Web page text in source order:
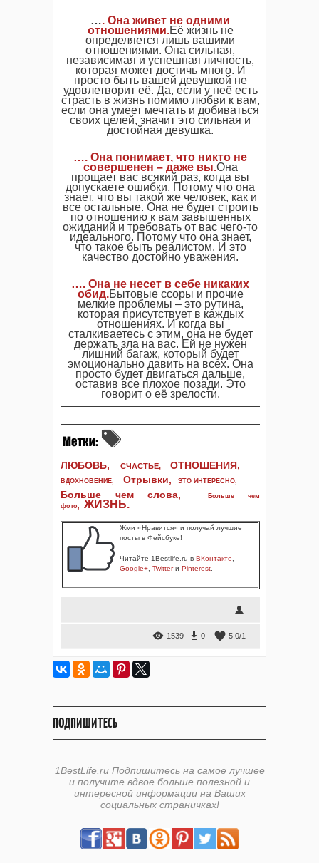
…. Она живет не одними
отношениями.Её жизнь не
определяется лишь вашими
отношениями. Она сильная,
независимая и успешная личность,
которая может достичь много. И
просто быть вашей девушкой не
удовлетворит её. Да, если у неё есть
страсть в жизнь помимо любви к вам,
если она умеет мечтать и добиваться
своих целей, значит это сильная и
достойная девушка.
…. Она понимает, что никто не
совершенен – даже вы.Она
прощает вас всякий раз, когда вы
допускаете ошибки. Потому что она
знает, что вы такой же человек, как и
все остальные. Она не будет строить
по отношению к вам завышенных
ожиданий и требовать от вас чего-то
идеального. Потому что она знает,
что такое быть реалистом. И это
качество достойно уважения.
…. Она не несет в себе никаких
обид.Бытовые ссоры и прочие
мелкие проблемы – это рутина,
которая присутствует в каждых
отношениях. И когда вы
сталкиваетесь с этим, она не будет
держать зла на вас. Ей не нужен
лишний багаж, который будет
эмоционально давить на всех. Она
просто будет двигаться дальше,
оставив все плохое позади. Это
говорит о её зрелости.
ЛЮБОВЬ, СЧАСТЬЕ, ОТНОШЕНИЯ,
ВДОХНОВЕНИЕ, Отрывки, ЭТО ИНТЕРЕСНО,
Больше чем слова,
Больше чем
фото, ЖИЗНЬ.
Жми «Нравится» и получай лучшие
посты в Фейсбуке!
Читайте 1Bestlife.ru в ВКонтакте
Google+ Twitterи Pinterest
1539 0 5.0/1
ПОДПИШИТЕСЬ
1BestLife.ru Подпишитесь на самое лучшее
и получите вдвое больше полезной и
интересной информации на Ваших
социальных страничках!